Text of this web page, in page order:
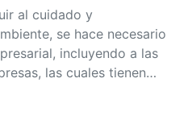
al cuidado y
se hace necesario
incluyendo a las
las cuales tienen…